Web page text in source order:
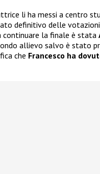
li ha messi a centro
definitivo delle votazioni
continuare la finale è stata
allievo salvo è stato
che Francesco ha